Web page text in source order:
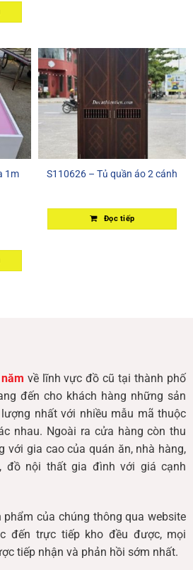
1m S110626 – Tủ quần áo 2 cánh
Đọc tiếp
về lĩnh vực đồ cũ tại thành phố
đến cho khách hàng những sản
nhất với nhiều mẫu mã thuộc
nhau. Ngoài ra cửa hàng còn thu
với gia cao của quán ăn, nhà hàng,
đồ nội thất gia đình với giá cạnh
của chúng thông qua website
đến trực tiếp kho đều được, mọi
tiếp nhận và phản hồi sớm nhất.